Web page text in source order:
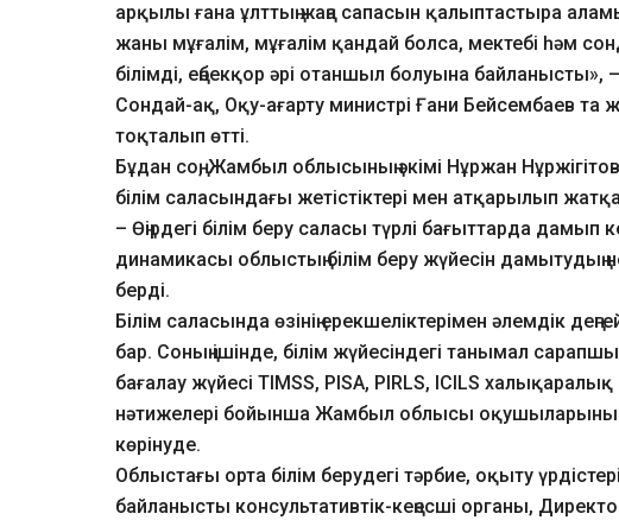
арқылы ғана ұлттың жаңа сапасын қалыптастыра
жаны мұғалім, мұғалім қандай болса, мектебі һәм
білімді, еңбекқор әрі отаншыл болуына
Сондай-ақ, Оқу-ағарту министрі Ғани Бейсембаев та
тоқталып өтті.
Бұдан соң, Жамбыл облысының әкімі Нұржан
білім саласындағы жетістіктері мен атқарылып
– Өңірдегі білім беру саласы түрлі бағыттарда
динамикасы облыстың білім беру жүйесін дамытудың
берді.
Білім саласында өзінің ерекшеліктерімен әлемдік
бар. Соның ішінде, білім жүйесіндегі танымал
бағалау жүйесі TIMSS, PISA, PIRLS, ICILS
нәтижелері бойынша Жамбыл облысы оқушыларының
көрінуде.
Облыстағы орта білім берудегі тәрбие, оқыту
байланысты консультативтік-кеңесші органы,